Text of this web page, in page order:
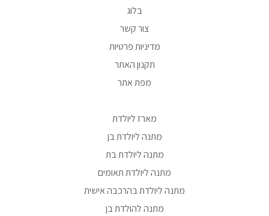
בלוג
צור קשר
מדיניות פרטיות
תקנון האתר
מפת אתר
מארז ליולדת
מתנה ליולדת בן
מתנה ליולדת בת
מתנה ליולדת תאומים
מתנה ליולדת בהרכבה אישית
מתנה להולדת בן